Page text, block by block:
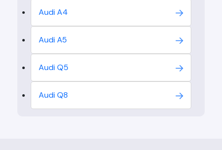
Audi A4
Audi A5
Audi Q5
Audi Q8